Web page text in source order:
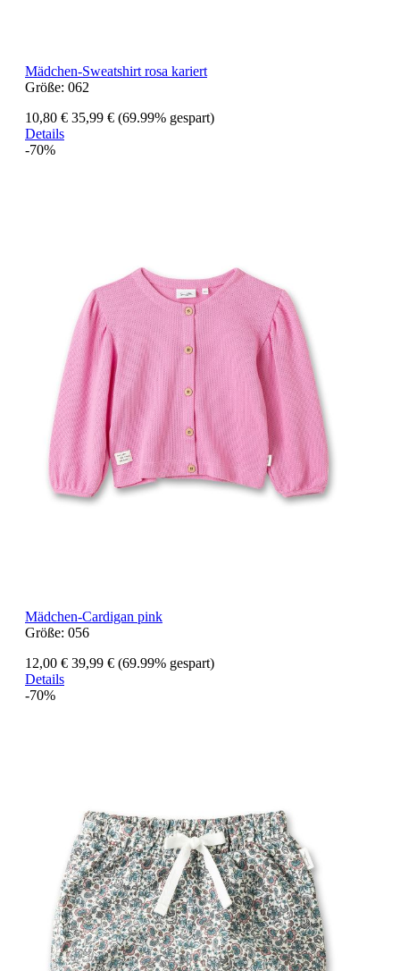
Mädchen-Sweatshirt rosa kariert
Größe: 062
10,80 € 35,99 € (69.99% gespart)
Details
-70%
Mädchen-Cardigan pink
Größe: 056
12,00 € 39,99 € (69.99% gespart)
Details
-70%